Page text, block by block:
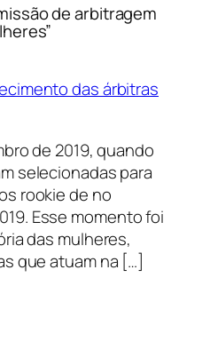
de arbitragem
das árbitras
de 2019, quando
selecionadas para
rookie de no
Esse momento foi
das mulheres,
que atuam na […]